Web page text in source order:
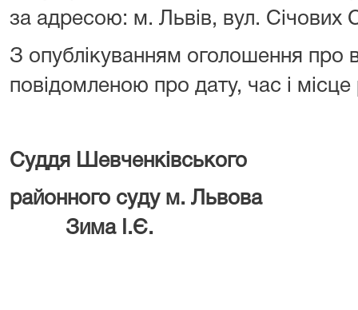
за адресою: м. Львів, вул. Січових
З опублікуванням оголошення про
повідомленою про дату, час і
Суддя Шевченківського
районного
Зима І.Є.